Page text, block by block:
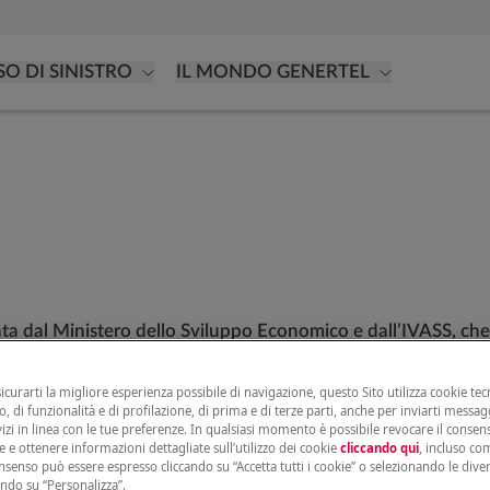
DI SINISTRO IL MONDO GENERTEL
dal Ministero dello Sviluppo Economico e dall’IVASS,
consentire al consumatore una scelta contrattuale più
(RCA) del Contratto Base offerte dalle imprese
Sviluppo Economico con il D.M. 11|3|2020 nr. 54, in
dalla legge per l’assicurazione obbligatoria per i
la migliore esperienza possibile di navigazione, questo Sito utilizza cookie
di funzionalità e di profilazione, di prima e di terze parti, anche per inviarti
in linea con le tue preferenze. In qualsiasi momento è possibile revocare il
e ottenere informazioni dettagliate sull’utilizzo dei cookie cliccando qui, incluso
può essere espresso cliccando su “Accetta tutti i cookie” o selezionando le
su “Personalizza”.